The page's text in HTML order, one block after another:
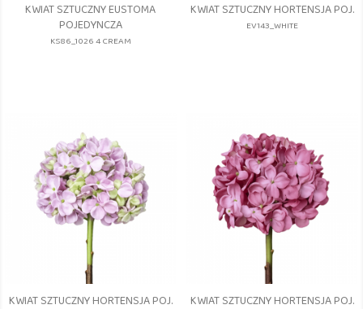
KWIAT SZTUCZNY EUSTOMA
POJEDYNCZA
KS86_1026 4 CREAM
KWIAT SZTUCZNY HORTENSJA POJ.
EV143_WHITE
KWIAT SZTUCZNY HORTENSJA POJ. KWIAT SZTUCZNY HORTENSJA POJ.